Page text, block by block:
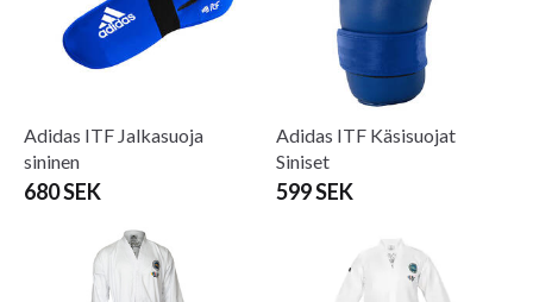
Adidas ITF Jalkasuoja
sininen
680 SEK
Adidas ITF Käsisuojat
Siniset
599 SEK